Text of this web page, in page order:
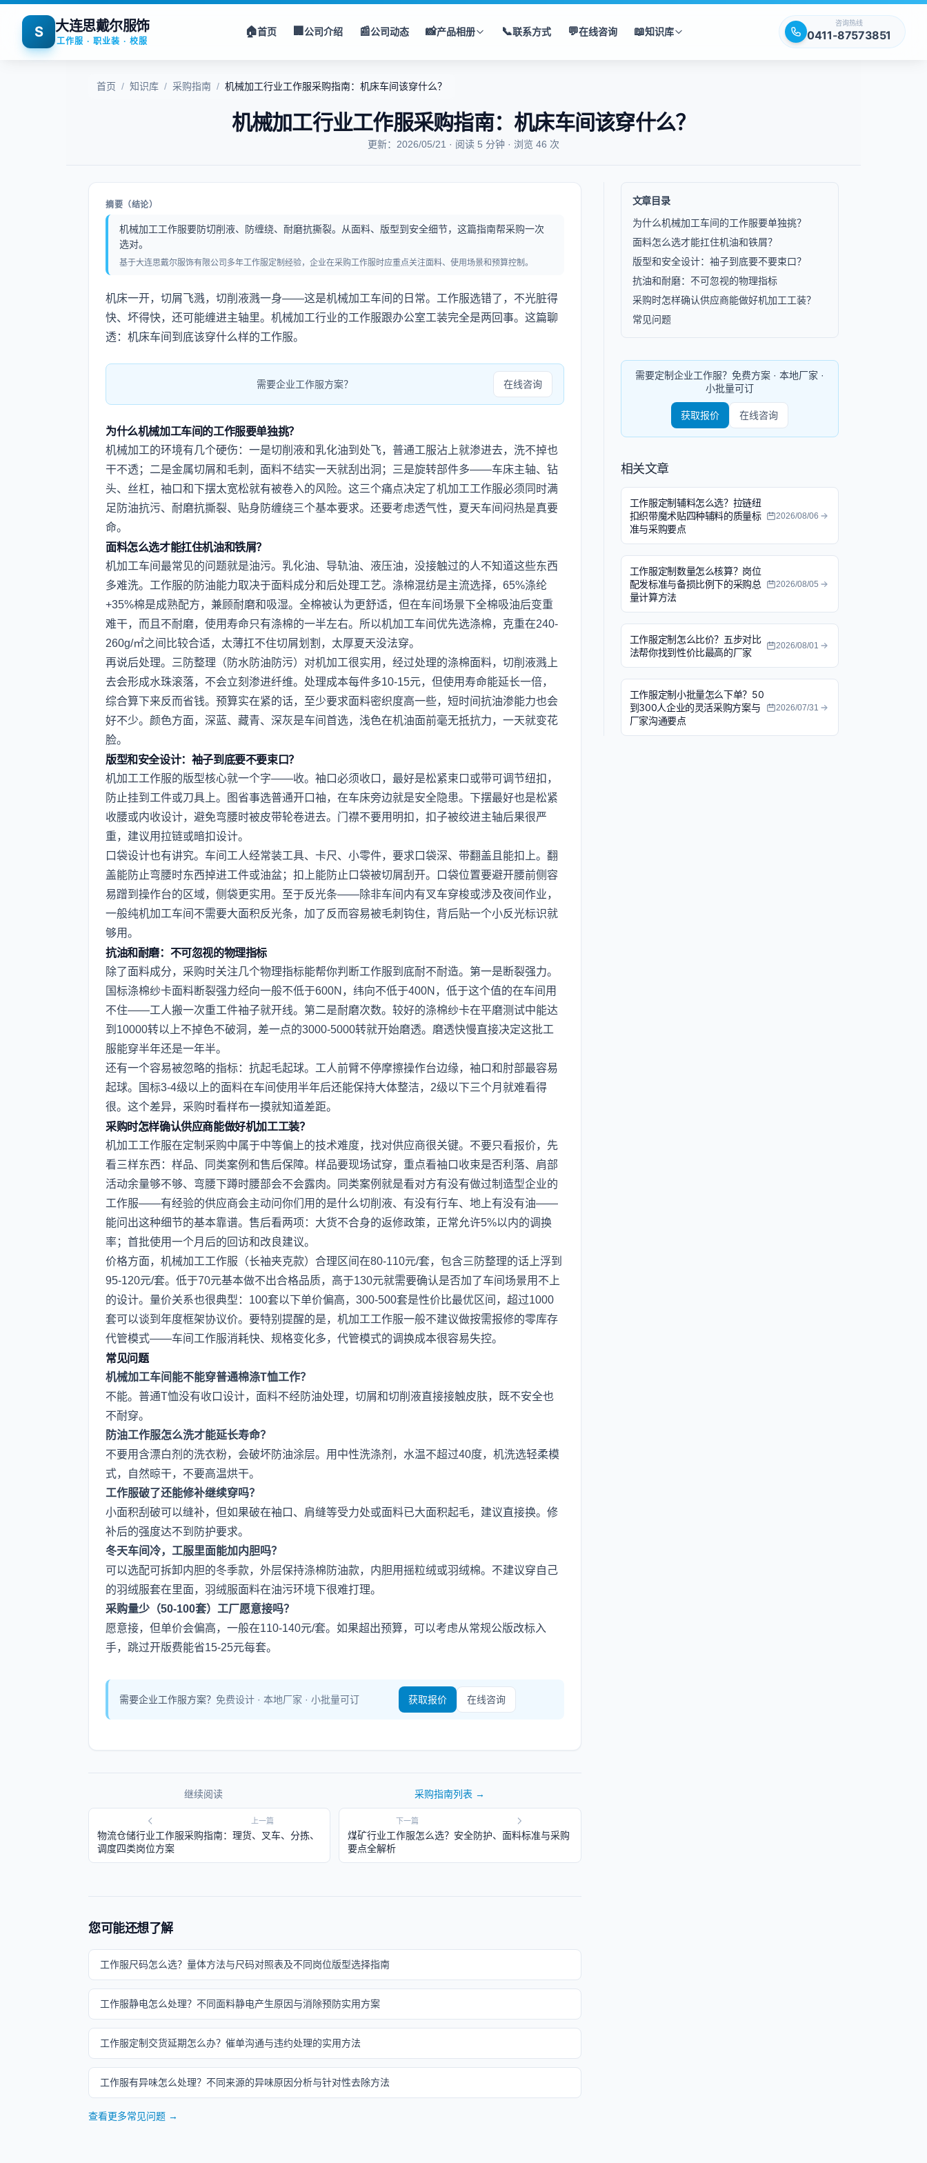
S 大连思戴尔服饰
工作服 · 职业装 · 校服
🏠首页 🏢公司介绍 📰公司动态 📸产品相册 📞联系方式 💬在线咨询 📖知识库
咨询热线
0411-87573851
首页 / 知识库 / 采购指南 / 机械加工行业工作服采购指南：机床车间该穿什么？
机械加工行业工作服采购指南：机床车间该穿什么？
更新：2026/05/21 · 阅读 5 分钟 · 浏览 46 次
摘要（结论）
机械加工工作服要防切削液、防缠绕、耐磨抗撕裂。从面料、版型到安全细节，这篇指南帮采购一次
选对。
基于大连思戴尔服饰有限公司多年工作服定制经验，企业在采购工作服时应重点关注面料、使用场景和预算控制。
机床一开，切屑飞溅，切削液溅一身——这是机械加工车间的日常。工作服选错了，不光脏得
快、坏得快，还可能缠进主轴里。机械加工行业的工作服跟办公室工装完全是两回事。这篇聊
透：机床车间到底该穿什么样的工作服。
需要企业工作服方案？ 在线咨询
为什么机械加工车间的工作服要单独挑？
机械加工的环境有几个硬伤：一是切削液和乳化油到处飞，普通工服沾上就渗进去，洗不掉也
干不透；二是金属切屑和毛刺，面料不结实一天就刮出洞；三是旋转部件多——车床主轴、钻
头、丝杠，袖口和下摆太宽松就有被卷入的风险。这三个痛点决定了机加工工作服必须同时满
足防油抗污、耐磨抗撕裂、贴身防缠绕三个基本要求。还要考虑透气性，夏天车间闷热是真要
命。
面料怎么选才能扛住机油和铁屑？
机加工车间最常见的问题就是油污。乳化油、导轨油、液压油，没接触过的人不知道这些东西
多难洗。工作服的防油能力取决于面料成分和后处理工艺。涤棉混纺是主流选择，65%涤纶
+35%棉是成熟配方，兼顾耐磨和吸湿。全棉被认为更舒适，但在车间场景下全棉吸油后变重
难干，而且不耐磨，使用寿命只有涤棉的一半左右。所以机加工车间优先选涤棉，克重在240-
260g/㎡之间比较合适，太薄扛不住切屑划割，太厚夏天没法穿。
再说后处理。三防整理（防水防油防污）对机加工很实用，经过处理的涤棉面料，切削液溅上
去会形成水珠滚落，不会立刻渗进纤维。处理成本每件多10-15元，但使用寿命能延长一倍，
综合算下来反而省钱。预算实在紧的话，至少要求面料密织度高一些，短时间抗油渗能力也会
好不少。颜色方面，深蓝、藏青、深灰是车间首选，浅色在机油面前毫无抵抗力，一天就变花
脸。
版型和安全设计：袖子到底要不要束口？
机加工工作服的版型核心就一个字——收。袖口必须收口，最好是松紧束口或带可调节纽扣，
防止挂到工件或刀具上。图省事选普通开口袖，在车床旁边就是安全隐患。下摆最好也是松紧
收腰或内收设计，避免弯腰时被皮带轮卷进去。门襟不要用明扣，扣子被绞进主轴后果很严
重，建议用拉链或暗扣设计。
口袋设计也有讲究。车间工人经常装工具、卡尺、小零件，要求口袋深、带翻盖且能扣上。翻
盖能防止弯腰时东西掉进工件或油盆；扣上能防止口袋被切屑刮开。口袋位置要避开腰前侧容
易蹭到操作台的区域，侧袋更实用。至于反光条——除非车间内有叉车穿梭或涉及夜间作业，
一般纯机加工车间不需要大面积反光条，加了反而容易被毛刺钩住，背后贴一个小反光标识就
够用。
抗油和耐磨：不可忽视的物理指标
除了面料成分，采购时关注几个物理指标能帮你判断工作服到底耐不耐造。第一是断裂强力。
国标涤棉纱卡面料断裂强力经向一般不低于600N，纬向不低于400N，低于这个值的在车间用
不住——工人搬一次重工件袖子就开线。第二是耐磨次数。较好的涤棉纱卡在平磨测试中能达
到10000转以上不掉色不破洞，差一点的3000-5000转就开始磨透。磨透快慢直接决定这批工
服能穿半年还是一年半。
还有一个容易被忽略的指标：抗起毛起球。工人前臂不停摩擦操作台边缘，袖口和肘部最容易
起球。国标3-4级以上的面料在车间使用半年后还能保持大体整洁，2级以下三个月就难看得
很。这个差异，采购时看样布一摸就知道差距。
采购时怎样确认供应商能做好机加工工装？
机加工工作服在定制采购中属于中等偏上的技术难度，找对供应商很关键。不要只看报价，先
看三样东西：样品、同类案例和售后保障。样品要现场试穿，重点看袖口收束是否利落、肩部
活动余量够不够、弯腰下蹲时腰部会不会露肉。同类案例就是看对方有没有做过制造型企业的
工作服——有经验的供应商会主动问你们用的是什么切削液、有没有行车、地上有没有油——
能问出这种细节的基本靠谱。售后看两项：大货不合身的返修政策，正常允许5%以内的调换
率；首批使用一个月后的回访和改良建议。
价格方面，机械加工工作服（长袖夹克款）合理区间在80-110元/套，包含三防整理的话上浮到
95-120元/套。低于70元基本做不出合格品质，高于130元就需要确认是否加了车间场景用不上
的设计。量价关系也很典型：100套以下单价偏高，300-500套是性价比最优区间，超过1000
套可以谈到年度框架协议价。要特别提醒的是，机加工工作服一般不建议做按需报修的零库存
代管模式——车间工作服消耗快、规格变化多，代管模式的调换成本很容易失控。
常见问题
机械加工车间能不能穿普通棉涤T恤工作？
不能。普通T恤没有收口设计，面料不经防油处理，切屑和切削液直接接触皮肤，既不安全也
不耐穿。
防油工作服怎么洗才能延长寿命？
不要用含漂白剂的洗衣粉，会破坏防油涂层。用中性洗涤剂，水温不超过40度，机洗选轻柔模
式，自然晾干，不要高温烘干。
工作服破了还能修补继续穿吗？
小面积刮破可以缝补，但如果破在袖口、肩缝等受力处或面料已大面积起毛，建议直接换。修
补后的强度达不到防护要求。
冬天车间冷，工服里面能加内胆吗？
可以选配可拆卸内胆的冬季款，外层保持涤棉防油款，内胆用摇粒绒或羽绒棉。不建议穿自己
的羽绒服套在里面，羽绒服面料在油污环境下很难打理。
采购量少（50-100套）工厂愿意接吗？
愿意接，但单价会偏高，一般在110-140元/套。如果超出预算，可以考虑从常规公版改标入
手，跳过开版费能省15-25元每套。
需要企业工作服方案？ 免费设计 · 本地厂家 · 小批量可订 获取报价 在线咨询
继续阅读 采购指南列表 →
上一篇
物流仓储行业工作服采购指南：理货、叉车、分拣、
调度四类岗位方案
下一篇
煤矿行业工作服怎么选？安全防护、面料标准与采购
要点全解析
您可能还想了解
工作服尺码怎么选？量体方法与尺码对照表及不同岗位版型选择指南
工作服静电怎么处理？不同面料静电产生原因与消除预防实用方案
工作服定制交货延期怎么办？催单沟通与违约处理的实用方法
工作服有异味怎么处理？不同来源的异味原因分析与针对性去除方法
查看更多常见问题 →
文章目录
为什么机械加工车间的工作服要单独挑？
面料怎么选才能扛住机油和铁屑？
版型和安全设计：袖子到底要不要束口？
抗油和耐磨：不可忽视的物理指标
采购时怎样确认供应商能做好机加工工装？
常见问题
需要定制企业工作服？免费方案 · 本地厂家 ·
小批量可订
获取报价 在线咨询
相关文章
工作服定制辅料怎么选？拉链纽
扣织带魔术贴四种辅料的质量标
准与采购要点
2026/08/06
工作服定制数量怎么核算？岗位
配发标准与备损比例下的采购总
量计算方法
2026/08/05
工作服定制怎么比价？五步对比
法帮你找到性价比最高的厂家
2026/08/01
工作服定制小批量怎么下单？50
到300人企业的灵活采购方案与
厂家沟通要点
2026/07/31